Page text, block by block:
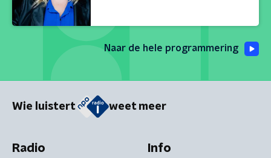
Naar de hele programmering
Wie luistert weet meer
Radio Info